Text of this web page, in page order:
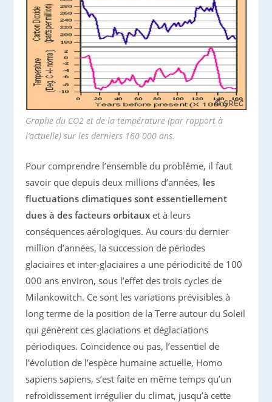
Graphe du CO2 et de la température (par rapport à
l’actuelle) sur les derniers 160 000 ans.
Pour comprendre l’ensemble du problème, il faut
savoir que depuis deux millions d’années, les
fluctuations climatiques sont essentiellement
dues à des facteurs orbitaux et à leurs
conséquences aérologiques. Au cours du dernier
million d’années, la succession de périodes
glaciaires et inter-glaciaires a une périodicité de 100
000 ans environ, sous l’effet des trois cycles de
Milankowitch. Ce sont les variations prévisibles à
long terme de la position de la Terre autour du Soleil
qui génèrent ces glaciations et déglaciations
périodiques. Coïncidence ou pas, l’essentiel de
l’évolution de l’espèce humaine actuelle, Homo
sapiens sapiens, s’est faite en même temps qu’un
refroidissement irrégulier du climat, jusqu’à cette